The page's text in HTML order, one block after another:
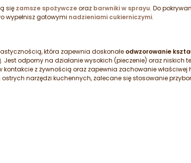
się zamsze spożywczeoraz barwniki w sprayu. Do
wypełnisz gotowymi nadzieniami cukierniczymi.
która zapewnia doskonałe odwzorowanie
odporny na działanie wysokich (pieczenie) oraz niskich
kontakcie z żywnością oraz zapewnia zachowanie
narzędzi kuchennych, zalecane się stosowanie